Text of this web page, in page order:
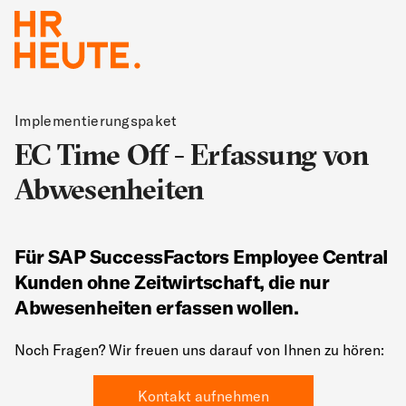
Implementierungspaket
EC Time Off - Erfassung von
Abwesenheiten
Für SAP SuccessFactors Employee Central
Kunden ohne Zeitwirtschaft, die nur
Abwesenheiten erfassen wollen.
Noch Fragen? Wir freuen uns darauf von Ihnen zu hören:
Kontakt aufnehmen